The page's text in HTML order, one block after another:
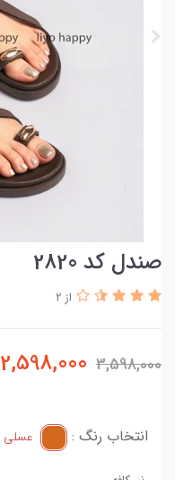
صندل کد 2820
از 2
3,598,000
2,598,000
انتخاب رنگ : عسلی